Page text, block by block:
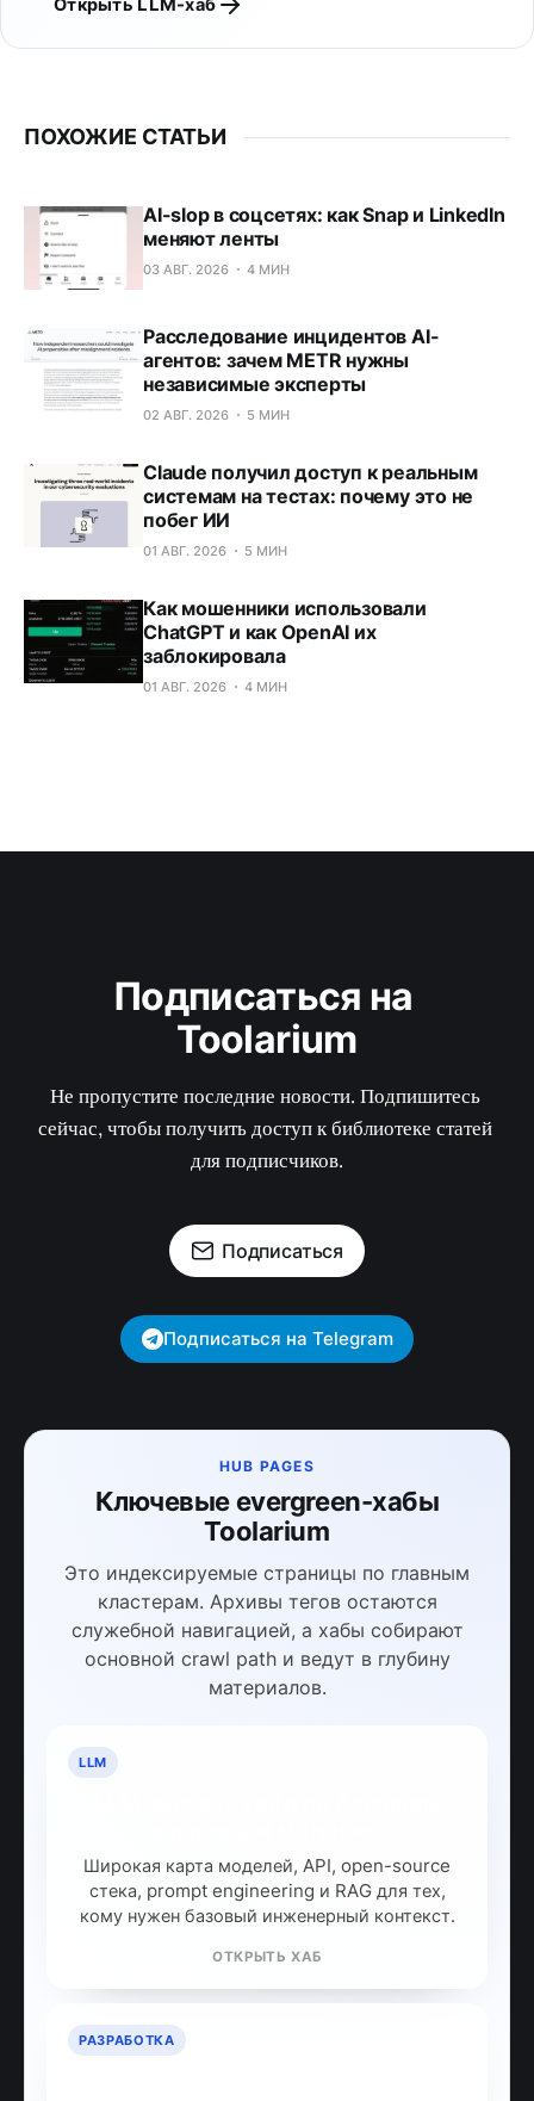
Открыть LLM-хаб
ПОХОЖИЕ СТАТЬИ
AI-slop в соцсетях: как Snap и LinkedIn
меняют ленты
03 АВГ. 2026 4 МИН
Расследование инцидентов AI-
агентов: зачем METR нужны
независимые эксперты
02 АВГ. 2026 5 МИН
Claude получил доступ к реальным
системам на тестах: почему это не
побег ИИ
01 АВГ. 2026 5 МИН
Как мошенники использовали
ChatGPT и как OpenAI их
заблокировала
01 АВГ. 2026 4 МИН
Подписаться на
Toolarium
Не пропустите последние новости. Подпишитесь
сейчас, чтобы получить доступ к библиотеке статей
для подписчиков.
Подписаться
Подписаться на Telegram
HUB PAGES
Ключевые evergreen-хабы
Toolarium
Это индексируемые страницы по главным
кластерам. Архивы тегов остаются
служебной навигацией, а хабы собирают
основной crawl path и ведут в глубину
материалов.
LLM
Широкая карта моделей, API, open-source
стека, prompt engineering и RAG для тех,
кому нужен базовый инженерный контекст.
ОТКРЫТЬ ХАБ
РАЗРАБОТКА